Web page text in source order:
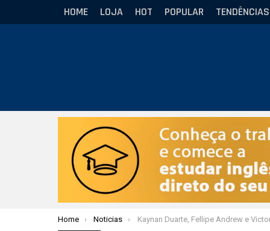
HOME LOJA HOT POPULAR TENDÊNCIAS
Você está aqui:
Home Noticias Kaynan Duarte, Fellipe Andrew e Victor Hugo estão fora do